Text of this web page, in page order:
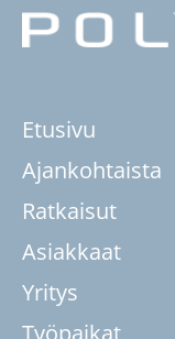
Etusivu
Ajankohtaista
Ratkaisut
Asiakkaat
Yritys